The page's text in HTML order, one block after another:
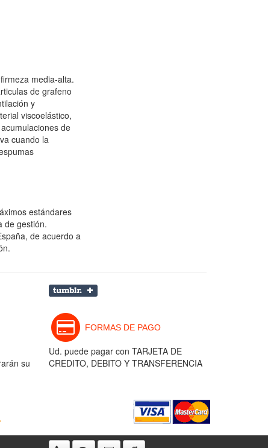
media-alta.
de grafeno
y
viscoelástico,
de
cuando la
estándares
de gestión.
de acuerdo a
su
FORMAS DE PAGO
Ud. puede pagar con TARJETA DE
CREDITO, DEBITO Y TRANSFERENCIA